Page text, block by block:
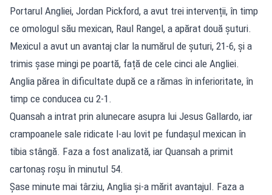
Portarul Angliei, Jordan Pickford, a avut trei intervenții, în timp
ce omologul său mexican, Raul Rangel, a apărat două șuturi.
Mexicul a avut un avantaj clar la numărul de șuturi, 21-6, și a
trimis șase mingi pe poartă, față de cele cinci ale Angliei.
Anglia părea în dificultate după ce a rămas în inferioritate, în
timp ce conducea cu 2-1.
Quansah a intrat prin alunecare asupra lui Jesus Gallardo, iar
crampoanele sale ridicate l-au lovit pe fundașul mexican în
tibia stângă. Faza a fost analizată, iar Quansah a primit
cartonaș roșu în minutul 54.
Șase minute mai târziu, Anglia și-a mărit avantajul. Faza a